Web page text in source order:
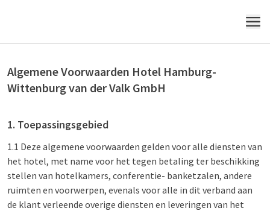
MENU
Algemene Voorwaarden Hotel Hamburg-
Wittenburg van der Valk GmbH
1. Toepassingsgebied
1.1 Deze algemene voorwaarden gelden voor alle diensten van
het hotel, met name voor het tegen betaling ter beschikking
stellen van hotelkamers, conferentie- banketzalen, andere
ruimten en voorwerpen, evenals voor alle in dit verband aan
de klant verleende overige diensten en leveringen van het